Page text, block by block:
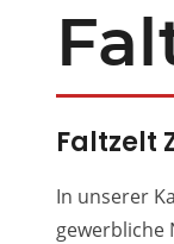
Faltzelt
In unserer
gewerbliche